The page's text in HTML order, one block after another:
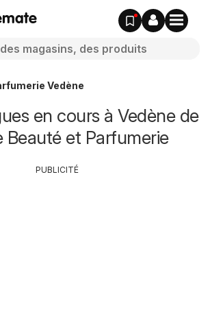
Vedène
en cours à Vedène de
Beauté et Parfumerie
PUBLICITÉ